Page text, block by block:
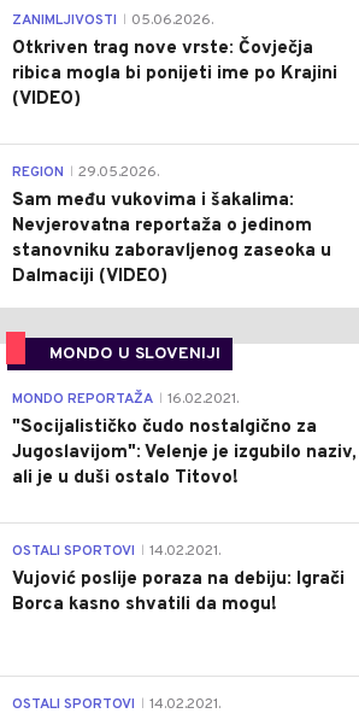
ZANIMLJIVOSTI 05.06.2026.
Otkriven trag nove vrste: Čovječja
ribica mogla bi ponijeti ime po Krajini
(VIDEO)
REGION 29.05.2026.
Sam među vukovima i šakalima:
Nevjerovatna reportaža o jedinom
stanovniku zaboravljenog zaseoka u
Dalmaciji (VIDEO)
MONDO U SLOVENIJI
MONDO REPORTAŽA 16.02.2021.
"Socijalističko čudo nostalgično za
Jugoslavijom": Velenje je izgubilo naziv,
ali je u duši ostalo Titovo!
OSTALI SPORTOVI 14.02.2021.
Vujović poslije poraza na debiju: Igrači
Borca kasno shvatili da mogu!
OSTALI SPORTOVI 14.02.2021.